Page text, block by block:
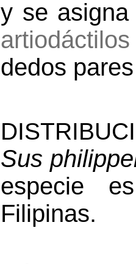
y se
artiodáctilos
dedos
Sus
especie
Filipinas.